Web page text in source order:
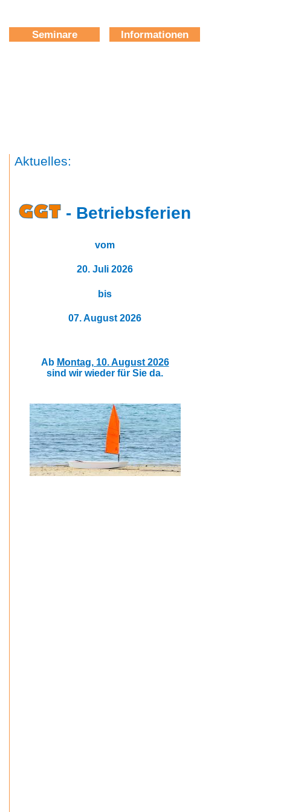
Seminare Informationen
Aktuelles:
- Betriebsferien
vom
20. Juli 2026
bis
07. August 2026
Ab Montag, 10. August 2026
sind wir wieder für Sie da.